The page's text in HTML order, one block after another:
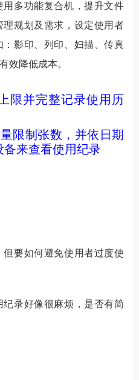
多功能复合机，提升文件
规划及需求，设定使用者
影印、列印、妇描、传真
效降低成本。
限并完整记录使用历
限制张数，并依日期
备来查看使用纪录
要如何避免使用者过度使
录好像很麻烦，是否有简